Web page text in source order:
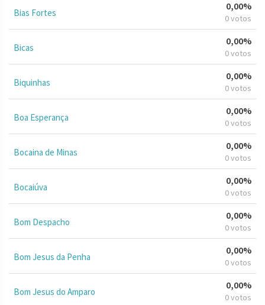
Bias Fortes
0,00%
0 votos
Bicas
0,00%
0 votos
Biquinhas
0,00%
0 votos
Boa Esperança
0,00%
0 votos
Bocaina de Minas
0,00%
0 votos
Bocaiúva
0,00%
0 votos
Bom Despacho
0,00%
0 votos
Bom Jesus da Penha
0,00%
0 votos
Bom Jesus do Amparo
0,00%
0 votos